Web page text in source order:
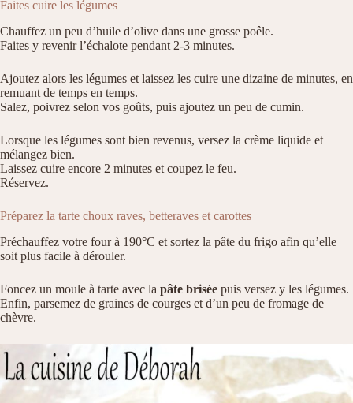
Faites cuire les légumes
Chauffez un peu d’huile d’olive dans une grosse poêle.
Faites y revenir l’échalote pendant 2-3 minutes.
Ajoutez alors les légumes et laissez les cuire une dizaine de minutes, en
remuant de temps en temps.
Salez, poivrez selon vos goûts, puis ajoutez un peu de cumin.
Lorsque les légumes sont bien revenus, versez la crème liquide et
mélangez bien.
Laissez cuire encore 2 minutes et coupez le feu.
Réservez.
Préparez la tarte choux raves, betteraves et carottes
Préchauffez votre four à 190°C et sortez la pâte du frigo afin qu’elle
soit plus facile à dérouler.
Foncez un moule à tarte avec la pâte brisée puis versez y les légumes.
Enfin, parsemez de graines de courges et d’un peu de fromage de
chèvre.